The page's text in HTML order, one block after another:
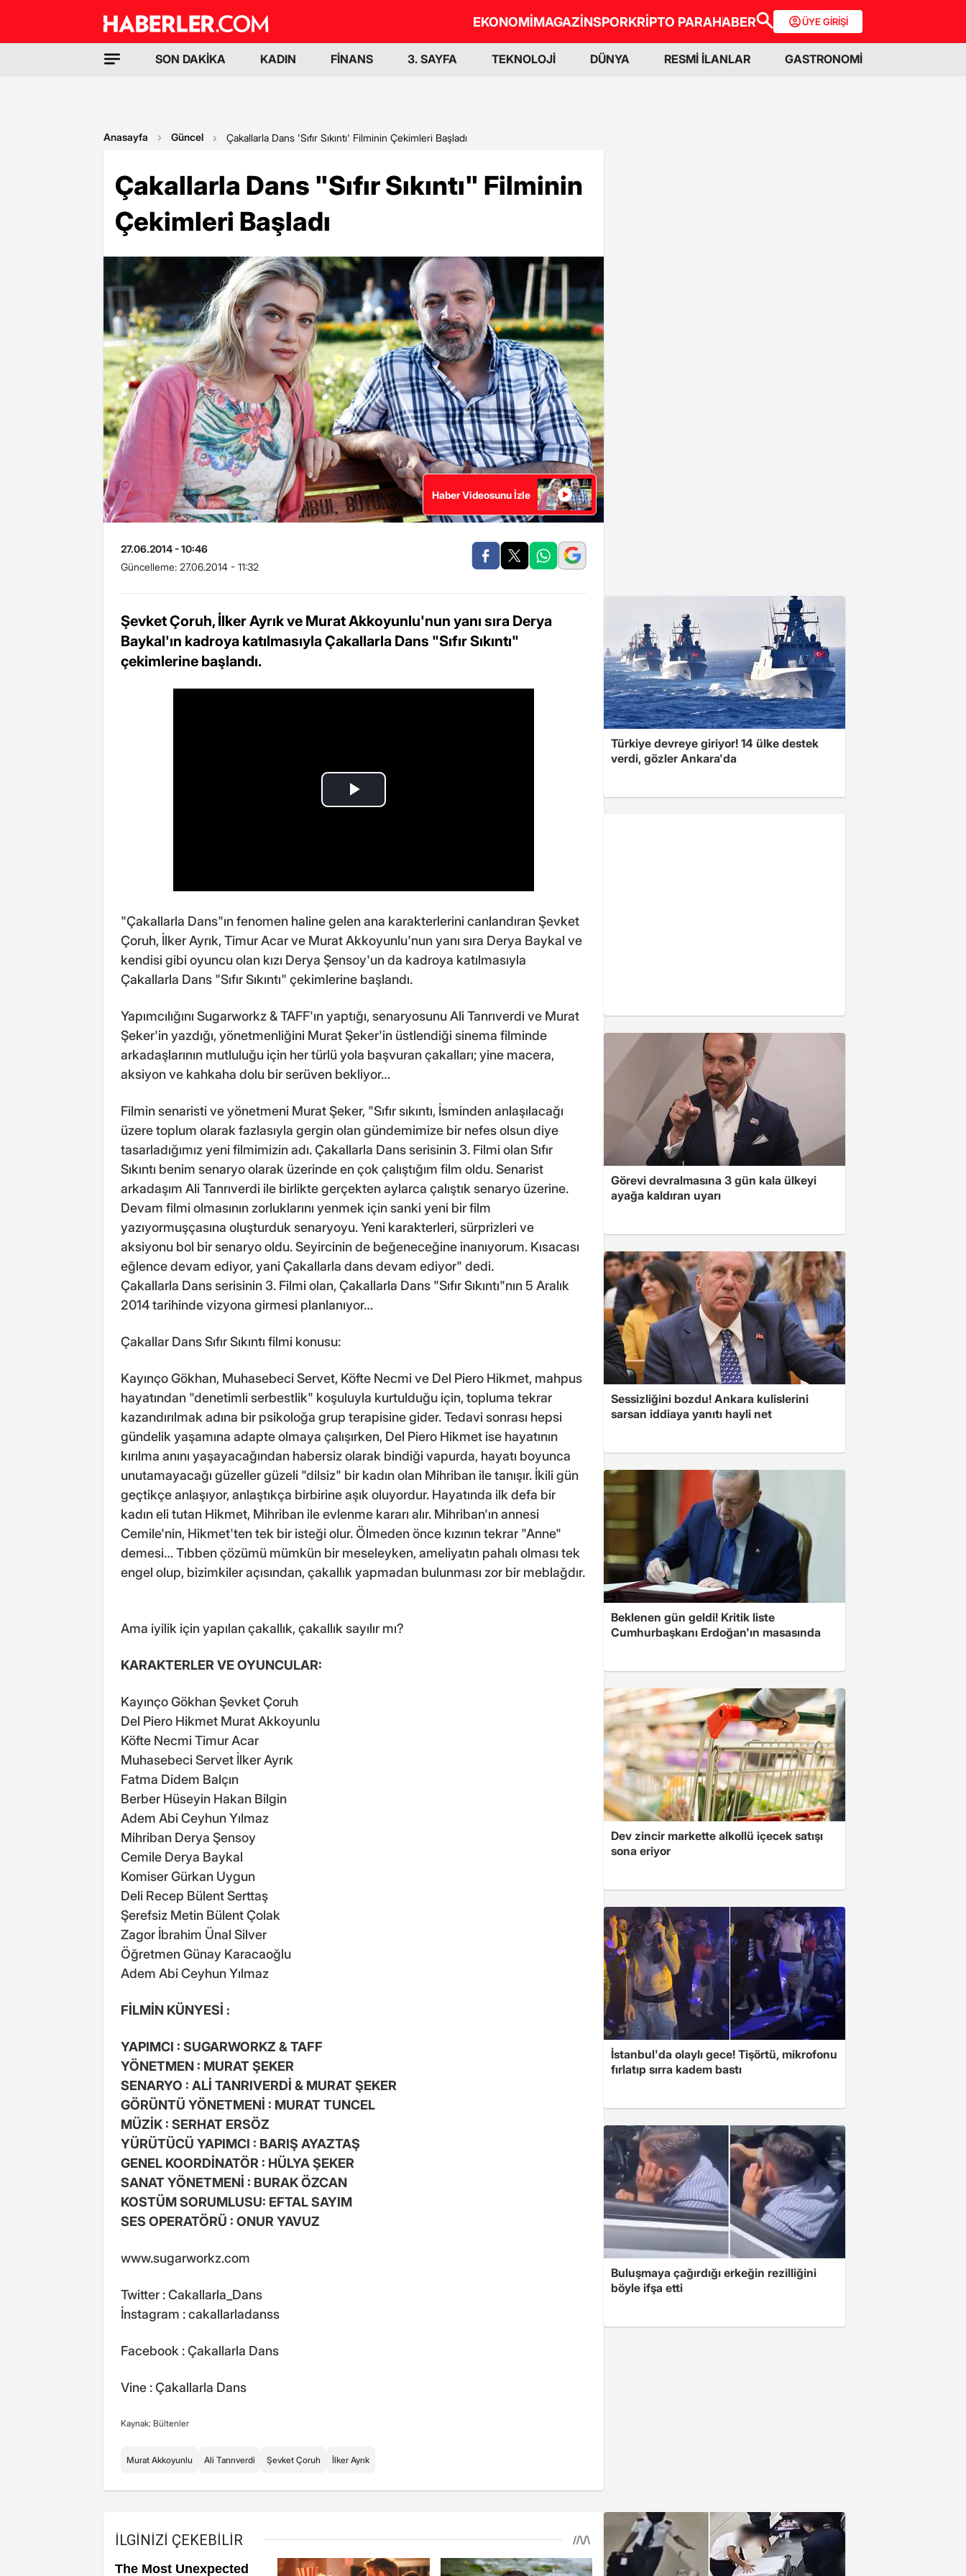
EKONOMİMAGAZİNSPORKRİPTO PARAHABER ÜYE GİRİŞİ
SON DAKİKA KADIN FİNANS 3. SAYFA TEKNOLOJİ DÜNYA RESMİ İLANLAR GASTRONOMİ
Anasayfa Güncel Çakallarla Dans 'Sıfır Sıkıntı' Filminin Çekimleri Başladı
Çakallarla Dans "Sıfır Sıkıntı" Filminin
Çekimleri Başladı
Haber Videosunu İzle
27.06.2014 - 10:46
Güncelleme: 27.06.2014 - 11:32
Şevket Çoruh, İlker Ayrık ve Murat Akkoyunlu'nun yanı sıra Derya
Baykal'ın kadroya katılmasıyla Çakallarla Dans "Sıfır Sıkıntı"
çekimlerine başlandı.
"Çakallarla Dans"ın fenomen haline gelen ana karakterlerini canlandıran Şevket
Çoruh, İlker Ayrık, Timur Acar ve Murat Akkoyunlu'nun yanı sıra Derya Baykal ve
kendisi gibi oyuncu olan kızı Derya Şensoy'un da kadroya katılmasıyla
Çakallarla Dans "Sıfır Sıkıntı" çekimlerine başlandı.
Yapımcılığını Sugarworkz & TAFF'ın yaptığı, senaryosunu Ali Tanrıverdi ve Murat
Şeker'in yazdığı, yönetmenliğini Murat Şeker'in üstlendiği sinema filminde
arkadaşlarının mutluluğu için her türlü yola başvuran çakalları; yine macera,
aksiyon ve kahkaha dolu bir serüven bekliyor…
Filmin senaristi ve yönetmeni Murat Şeker, "Sıfır sıkıntı, İsminden anlaşılacağı
üzere toplum olarak fazlasıyla gergin olan gündemimize bir nefes olsun diye
tasarladığımız yeni filmimizin adı. Çakallarla Dans serisinin 3. Filmi olan Sıfır
Sıkıntı benim senaryo olarak üzerinde en çok çalıştığım film oldu. Senarist
arkadaşım Ali Tanrıverdi ile birlikte gerçekten aylarca çalıştık senaryo üzerine.
Devam filmi olmasının zorluklarını yenmek için sanki yeni bir film
yazıyormuşçasına oluşturduk senaryoyu. Yeni karakterleri, sürprizleri ve
aksiyonu bol bir senaryo oldu. Seyircinin de beğeneceğine inanıyorum. Kısacası
eğlence devam ediyor, yani Çakallarla dans devam ediyor" dedi.
Çakallarla Dans serisinin 3. Filmi olan, Çakallarla Dans "Sıfır Sıkıntı"nın 5 Aralık
2014 tarihinde vizyona girmesi planlanıyor…
Çakallar Dans Sıfır Sıkıntı filmi konusu:
Kayınço Gökhan, Muhasebeci Servet, Köfte Necmi ve Del Piero Hikmet, mahpus
hayatından "denetimli serbestlik" koşuluyla kurtulduğu için, topluma tekrar
kazandırılmak adına bir psikoloğa grup terapisine gider. Tedavi sonrası hepsi
gündelik yaşamına adapte olmaya çalışırken, Del Piero Hikmet ise hayatının
kırılma anını yaşayacağından habersiz olarak bindiği vapurda, hayatı boyunca
unutamayacağı güzeller güzeli "dilsiz" bir kadın olan Mihriban ile tanışır. İkili gün
geçtikçe anlaşıyor, anlaştıkça birbirine aşık oluyordur. Hayatında ilk defa bir
kadın eli tutan Hikmet, Mihriban ile evlenme kararı alır. Mihriban'ın annesi
Cemile'nin, Hikmet'ten tek bir isteği olur. Ölmeden önce kızının tekrar "Anne"
demesi… Tıbben çözümü mümkün bir meseleyken, ameliyatın pahalı olması tek
engel olup, bizimkiler açısından, çakallık yapmadan bulunması zor bir meblağdır.
Ama iyilik için yapılan çakallık, çakallık sayılır mı?
KARAKTERLER VE OYUNCULAR:
Kayınço Gökhan Şevket Çoruh
Del Piero Hikmet Murat Akkoyunlu
Köfte Necmi Timur Acar
Muhasebeci Servet İlker Ayrık
Fatma Didem Balçın
Berber Hüseyin Hakan Bilgin
Adem Abi Ceyhun Yılmaz
Mihriban Derya Şensoy
Cemile Derya Baykal
Komiser Gürkan Uygun
Deli Recep Bülent Serttaş
Şerefsiz Metin Bülent Çolak
Zagor İbrahim Ünal Silver
Öğretmen Günay Karacaoğlu
Adem Abi Ceyhun Yılmaz
FİLMİN KÜNYESİ :
YAPIMCI : SUGARWORKZ & TAFF
YÖNETMEN : MURAT ŞEKER
SENARYO : ALİ TANRIVERDİ & MURAT ŞEKER
GÖRÜNTÜ YÖNETMENİ : MURAT TUNCEL
MÜZİK : SERHAT ERSÖZ
YÜRÜTÜCÜ YAPIMCI : BARIŞ AYAZTAŞ
GENEL KOORDİNATÖR : HÜLYA ŞEKER
SANAT YÖNETMENİ : BURAK ÖZCAN
KOSTÜM SORUMLUSU: EFTAL SAYIM
SES OPERATÖRÜ : ONUR YAVUZ
www.sugarworkz.com
Twitter : Cakallarla_Dans
İnstagram : cakallarladanss
Facebook : Çakallarla Dans
Vine : Çakallarla Dans
Kaynak: Bültenler
Murat Akkoyunlu Ali Tanrıverdi Şevket Çoruh İlker Ayrık
Türkiye devreye giriyor! 14 ülke destek
verdi, gözler Ankara'da
Görevi devralmasına 3 gün kala ülkeyi
ayağa kaldıran uyarı
Sessizliğini bozdu! Ankara kulislerini
sarsan iddiaya yanıtı hayli net
Beklenen gün geldi! Kritik liste
Cumhurbaşkanı Erdoğan'ın masasında
Dev zincir markette alkollü içecek satışı
sona eriyor
İstanbul'da olaylı gece! Tişörtü, mikrofonu
fırlatıp sırra kadem bastı
Buluşmaya çağırdığı erkeğin rezilliğini
böyle ifşa etti